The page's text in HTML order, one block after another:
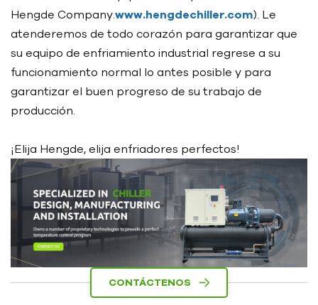
Hengde Company.www.hengdechiller.com). Le
atenderemos de todo corazón para garantizar que
su equipo de enfriamiento industrial regrese a su
funcionamiento normal lo antes posible y para
garantizar el buen progreso de su trabajo de
producción.
¡Elija Hengde, elija enfriadores perfectos!
CONTÁCTENOS